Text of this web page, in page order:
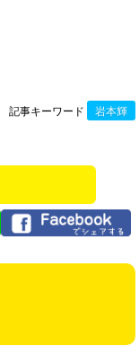
記事キーワード 岩本輝